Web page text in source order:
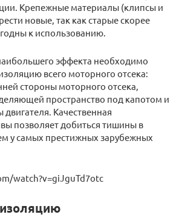
Крепежные материалы (клипсы и
новые, так как старые скорее
к использованию.
эффекта необходимо
всего моторного отсека:
стороны моторного отсека,
пространство под капотом и
двигателя. Качественная
позволяет добиться тишины в
у самых престижных зарубежных
watch?v=giJguTd7otc